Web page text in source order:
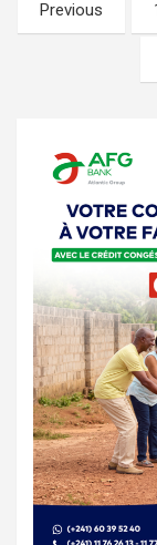
des
Previous